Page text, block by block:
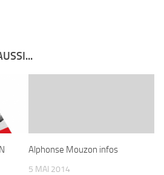
Alphonse Mouzon infos
5 MAI 2014